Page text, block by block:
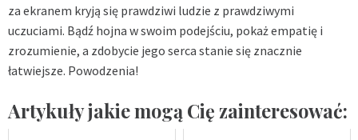
za ekranem kryją się prawdziwi ludzie z prawdziwymi
uczuciami. Bądź hojna w swoim podejściu, pokaż empatię i
zrozumienie, a zdobycie jego serca stanie się znacznie
łatwiejsze. Powodzenia!
Artykuły jakie mogą Cię zainteresować: